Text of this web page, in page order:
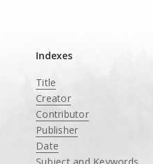
Indexes
Title
Creator
Contributor
Publisher
Date